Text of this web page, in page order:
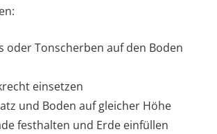
oder Tonscherben auf den Boden
einsetzen
und Boden auf gleicher Höhe
festhalten und Erde einfüllen